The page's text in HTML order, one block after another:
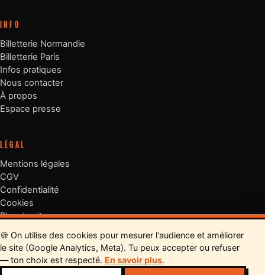
← CHANGO
TOUS LES
RESTOS →
LE COCHON VOYAGEUR
INFO
Billetterie Normandie
Billetterie Paris
Infos pratiques
Nous contacter
À propos
Espace presse
LÉGAL
Mentions légales
CGV
Confidentialité
Cookies
Plan du site
🍪 On utilise des cookies pour mesurer l'audience et améliorer
le site (Google Analytics, Meta). Tu peux accepter ou refuser
— ton choix est respecté. En savoir plus.